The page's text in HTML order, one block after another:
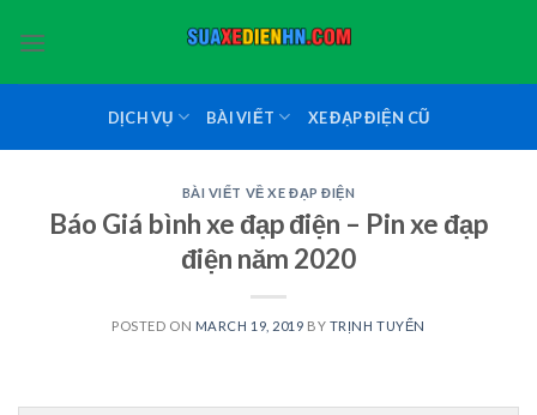
DỊCH VỤ BÀI VIẾT XE ĐẠP ĐIỆN CŨ
BÀI VIẾT VỀ XE ĐẠP ĐIỆN
Báo Giá bình xe đạp điện – Pin xe đạp
điện năm 2020
POSTED ON MARCH 19, 2019 BY TRỊNH TUYỂN